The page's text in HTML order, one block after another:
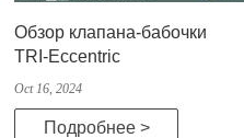
Обзор клапана-бабочки
TRI-Eccentric
Oct 16, 2024
Подробнее >